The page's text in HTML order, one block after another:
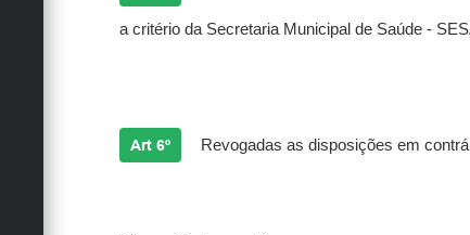
a critério da Secretaria Municipal de Saúde -
Art 6º Revogadas as disposições em